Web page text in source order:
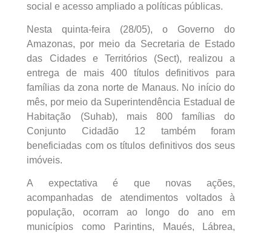
social e acesso ampliado a políticas públicas.
Nesta quinta-feira (28/05), o Governo do
Amazonas, por meio da Secretaria de Estado
das Cidades e Territórios (Sect), realizou a
entrega de mais 400 títulos definitivos para
famílias da zona norte de Manaus. No início do
mês, por meio da Superintendência Estadual de
Habitação (Suhab), mais 800 famílias do
Conjunto Cidadão 12 também foram
beneficiadas com os títulos definitivos dos seus
imóveis.
A expectativa é que novas ações,
acompanhadas de atendimentos voltados à
população, ocorram ao longo do ano em
municípios como Parintins, Maués, Lábrea,